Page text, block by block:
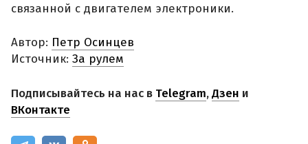
связанной с двигателем электроники.
Автор: Петр Осинцев
Источник: За рулем
Подписывайтесь на нас в Telegram,Дзен и
ВКонтакте